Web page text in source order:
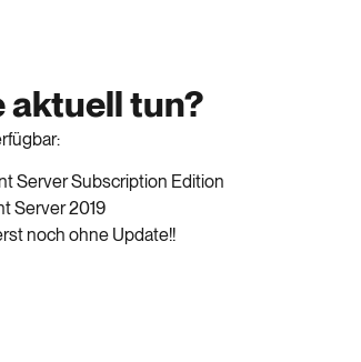
aktuell tun?
Server Subscription Edition
Server 2019
noch ohne Update!!